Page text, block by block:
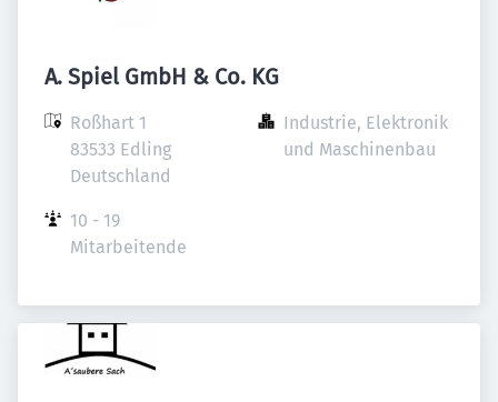
A. Spiel GmbH & Co. KG
Roßhart 1
83533 Edling
Deutschland
Industrie, Elektronik
und Maschinenbau
10 - 19
Mitarbeitende